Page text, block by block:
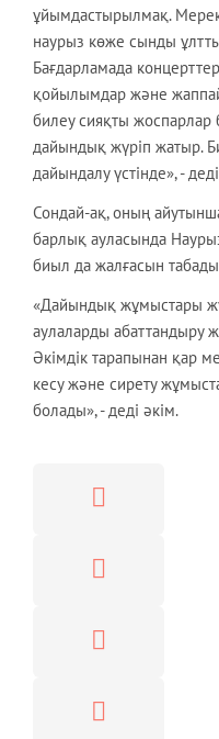
ұйымдастырылмақ.
наурыз көже сынды
Бағдарламада
қойылымдар және
билеу сияқты жоспарлар
дайындық жүріп жатыр.
дайындалу үстінде», -
Сондай-ақ, оның
барлық ауласында
биыл да жалғасын
«Дайындық жұмыстары
аулаларды абаттандыру
Әкімдік тарапынан қар
кесу және сирету
болады», - деді әкім.